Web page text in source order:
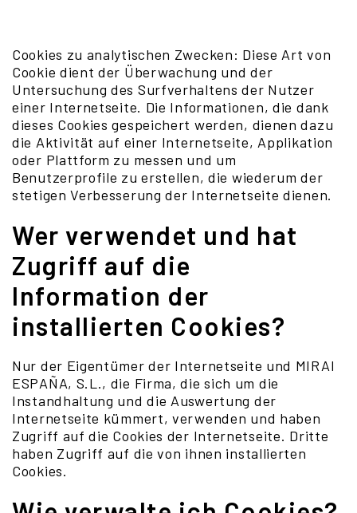
Cookies zu analytischen Zwecken: Diese Art von
Cookie dient der Überwachung und der
Untersuchung des Surfverhaltens der Nutzer
einer Internetseite. Die Informationen, die dank
dieses Cookies gespeichert werden, dienen dazu
die Aktivität auf einer Internetseite, Applikation
oder Plattform zu messen und um
Benutzerprofile zu erstellen, die wiederum der
stetigen Verbesserung der Internetseite dienen.
Wer verwendet und hat
Zugriff auf die
Information der
installierten Cookies?
Nur der Eigentümer der Internetseite und MIRAI
ESPAÑA, S.L., die Firma, die sich um die
Instandhaltung und die Auswertung der
Internetseite kümmert, verwenden und haben
Zugriff auf die Cookies der Internetseite. Dritte
haben Zugriff auf die von ihnen installierten
Cookies.